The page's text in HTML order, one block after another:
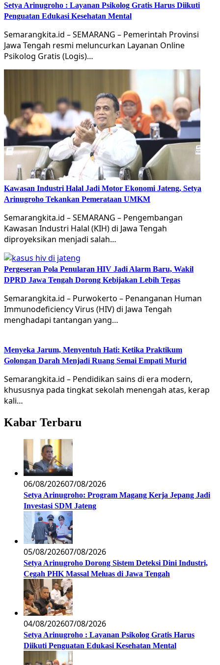
Setya Arinugroho : Layanan Psikolog Gratis Harus Diikuti
Penguatan Edukasi Kesehatan Mental
Semarangkita.id – SEMARANG – Pemerintah Provinsi
Jawa Tengah resmi meluncurkan Layanan Online
Psikolog Gratis (Logis)…
Kawasan Industri Halal Jadi Motor Ekonomi Jateng, Setya
Arinugroho Tekankan Pemerataan UMKM
Semarangkita.id – SEMARANG – Pengembangan
Kawasan Industri Halal (KIH) di Jawa Tengah
diproyeksikan menjadi salah…
Pergeseran Pola Penularan HIV Jadi Alarm Baru, Wakil
DPRD Jawa Tengah Dorong Kebijakan Lebih Tegas
Semarangkita.id – Purwokerto – Penanganan Human
Immunodeficiency Virus (HIV) di Jawa Tengah
menghadapi tantangan yang…
Menyeka Jarum, Menyentuh Hati: Ketika Praktikum
Golongan Darah Menjadi Ruang Semai Empati Murid
Semarangkita.id – Pendidikan sains di era modern,
khususnya pada tingkat sekolah menengah atas, kerap
kali…
Kabar Terbaru
06/08/202607/08/2026
Setya Arinugroho: Program Magang Kerja Jepang Jadi
Investasi SDM Jateng
05/08/202607/08/2026
Setya Arinugroho Dorong Sistem Deteksi Dini Industri,
Cegah PHK Massal Meluas di Jawa Tengah
04/08/202607/08/2026
Setya Arinugroho : Layanan Psikolog Gratis Harus
Diikuti Penguatan Edukasi Kesehatan Mental